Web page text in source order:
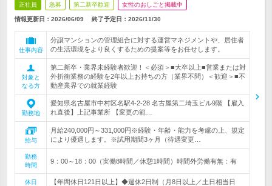
正社員 急募 第二新卒歓迎 女性のおしごと掲載中
情報更新日：2026/06/09 終了予定日： 2026/11/30
仕事内容
分譲マンションの管理組合に対する運営マネジメントや、居住者
の生活環境をより良くするための提案等をお任せします。
対象と
なる方
第二新卒・業界未経験者歓迎！＜必須＞■大卒以上■営業または対
外折衝業務の経験を2年以上お持ちの方（業界不問）＜歓迎＞■不
動産業界での就業経験
勤務地
愛知県名古屋市中村区名駅4-2-28 名古屋第二埼玉ビル9階 【雇入
れ直後】上記事業所 【変更の範…
給与
月給240,000円～331,000円※経験・年齢・能力を考慮の上、規定
により優遇します。※試用期間3ヶ月（待遇変更…
勤務
時間
9：00～18：00（実働8時間／休憩1時間）時間外労働有無：有
休日
【年間休日121日以上】◆週休2日制（月8日以上／土日相当日